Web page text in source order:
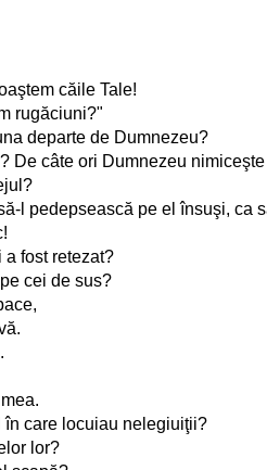
căile Tale!
rugăciuni?"
departe de Dumnezeu?
câte ori Dumnezeu
l pedepsească pe el însuşi, ca
fost retezat?
cei de sus?
în care locuiau nelegiuiţii?
lor?